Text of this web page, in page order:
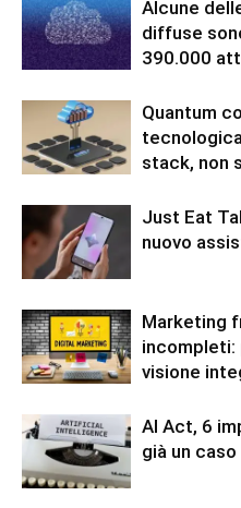
Alcune
diffuse
390.000
Quantum
stack, non
Just Eat
nuovo
Marketing
incompleti:
visione
AI Act, 6
già un